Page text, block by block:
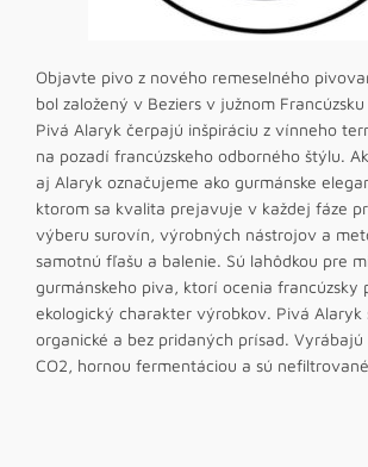
Objavte pivo z nového remeselného
bol založený v Beziers v južnom
Pivá Alaryk čerpajú inšpiráciu z vínneho
na pozadí francúzskeho odborného štýlu.
aj Alaryk označujeme ako gurmánske
ktorom sa kvalita prejavuje v každej fáze
výberu surovín, výrobných nástrojov a
samotnú fľašu a balenie. Sú lahôdkou pre
gurmánskeho piva, ktorí ocenia francúzsky
ekologický charakter výrobkov. Pivá Alaryk
organické a bez pridaných prísad. Vyrábajú
CO2, hornou fermentáciou a sú